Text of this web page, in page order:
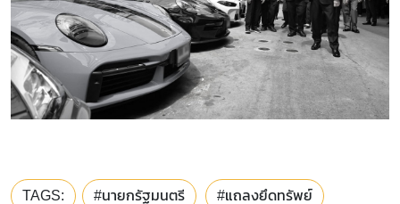
TAGS: #นายกรัฐมนตรี #แถลงยึดทรัพย์